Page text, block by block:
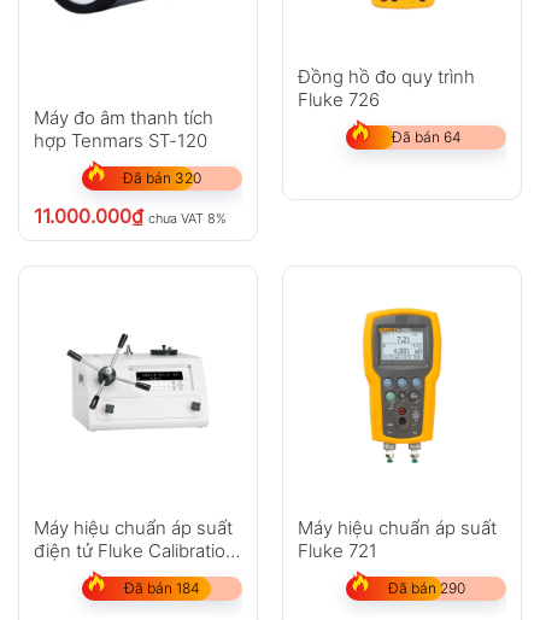
Máy đo âm thanh tích
hợp Tenmars ST-120
Đã bán 320
11.000.000₫ chưa VAT 8%
Đồng hồ đo quy trình
Fluke 726
Đã bán 64
Máy hiệu chuẩn áp suất
điện tử Fluke Calibration
E-DWT-H
Đã bán 184
Máy hiệu chuẩn áp suất
Fluke 721
Đã bán 290